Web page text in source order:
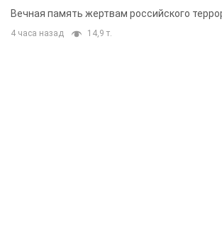
муж и внук
Вечная память жертвам российского
4 часа назад 14,9 т.